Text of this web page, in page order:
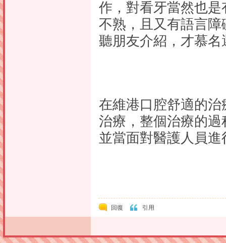
作，對看牙當然也
不熟，且又有語言
聽朋友介紹，才慕
在維港口腔舒適的
治療，整個治療的
並當面對醫護人員進
回復 引用